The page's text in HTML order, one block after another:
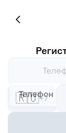
Телефон
🇷🇺+7